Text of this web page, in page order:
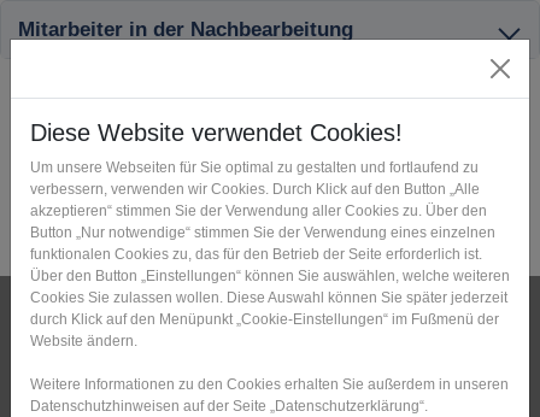
Mitarbeiter in der Nachbearbeitung